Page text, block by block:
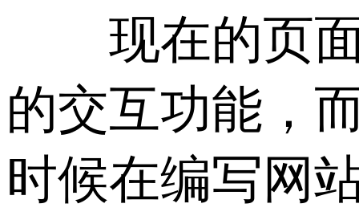
现在的页面
的交互功能，
时候在编写网